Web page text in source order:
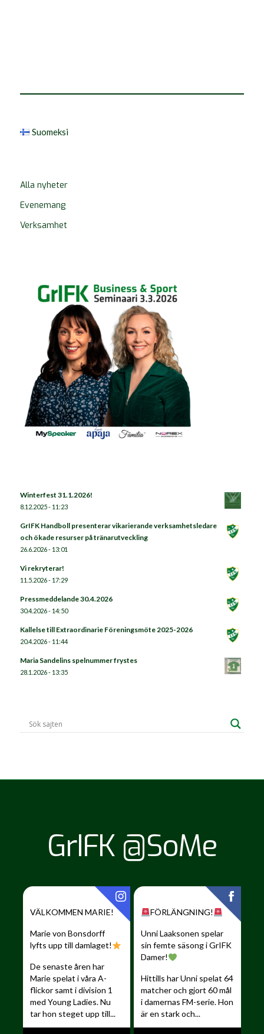
Suomeksi
Alla nyheter
Evenemang
Verksamhet
Winterfest 31.1.2026!
8.12.2025 - 11:23
GrIFK Handboll presenterar vikarierande verksamhetsledare
och ökade resurser på tränarutveckling
26.6.2026 - 13:01
Vi rekryterar!
11.5.2026 - 17:29
Pressmeddelande 30.4.2026
30.4.2026 - 14:50
Kallelse till Extraordinarie Föreningsmöte 2025-2026
20.4.2026 - 11:44
Maria Sandelins spelnummer frystes
28.1.2026 - 13:35
GrIFK @SoMe
VÄLKOMMEN MARIE!
Marie von Bonsdorff
lyfts upp till damlaget!
De senaste åren har
Marie spelat i våra A-
flickor samt i division 1
med Young Ladies. Nu
tar hon steget upp till...
FÖRLÄNGNING!
Unni Laaksonen spelar
sin femte säsong i GrIFK
Damer!
Hittills har Unni spelat 64
matcher och gjort 60 mål
i damernas FM-serie. Hon
är en stark och...